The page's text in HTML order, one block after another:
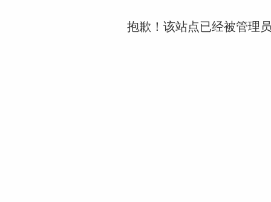
抱歉！该站点已经被管理